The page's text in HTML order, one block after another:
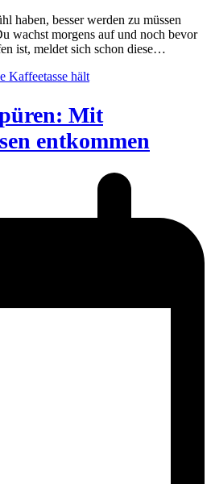
haben, besser werden zu müssen
wachst morgens auf und noch bevor
ist, meldet sich schon diese…
Mit
entkommen